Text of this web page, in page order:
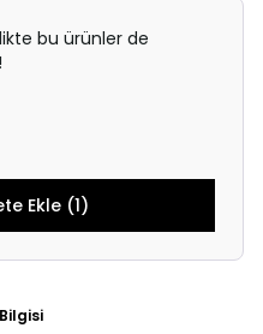
bu ürünler de
Ekle (1)